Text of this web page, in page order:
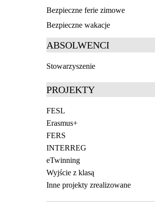
Bezpieczne ferie zimowe
Bezpieczne wakacje
ABSOLWENCI
Stowarzyszenie
PROJEKTY
FESL
Erasmus+
FERS
INTERREG
eTwinning
Wyjście z klasą
Inne projekty zrealizowane